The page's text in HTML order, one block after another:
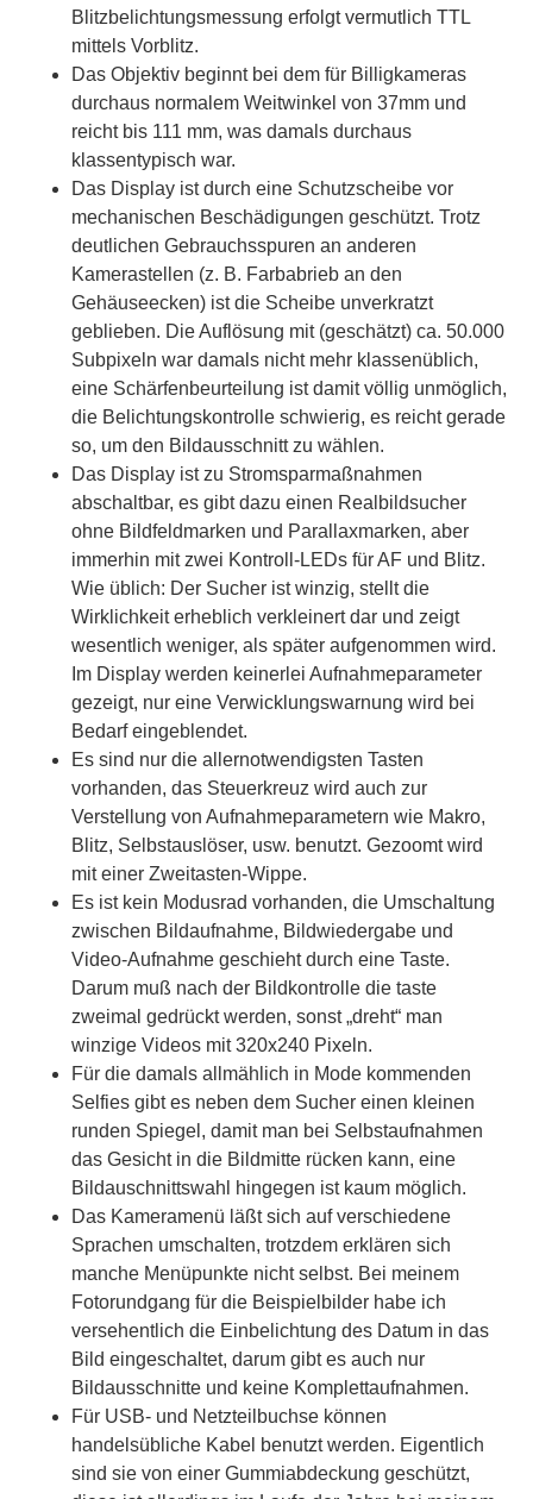
Blitzbelichtungsmessung erfolgt vermutlich TTL
mittels Vorblitz.
Das Objektiv beginnt bei dem für Billigkameras
durchaus normalem Weitwinkel von 37mm und
reicht bis 111 mm, was damals durchaus
klassentypisch war.
Das Display ist durch eine Schutzscheibe vor
mechanischen Beschädigungen geschützt. Trotz
deutlichen Gebrauchsspuren an anderen
Kamerastellen (z. B. Farbabrieb an den
Gehäuseecken) ist die Scheibe unverkratzt
geblieben. Die Auflösung mit (geschätzt) ca. 50.000
Subpixeln war damals nicht mehr klassenüblich,
eine Schärfenbeurteilung ist damit völlig unmöglich,
die Belichtungskontrolle schwierig, es reicht gerade
so, um den Bildausschnitt zu wählen.
Das Display ist zu Stromsparmaßnahmen
abschaltbar, es gibt dazu einen Realbildsucher
ohne Bildfeldmarken und Parallaxmarken, aber
immerhin mit zwei Kontroll-LEDs für AF und Blitz.
Wie üblich: Der Sucher ist winzig, stellt die
Wirklichkeit erheblich verkleinert dar und zeigt
wesentlich weniger, als später aufgenommen wird.
Im Display werden keinerlei Aufnahmeparameter
gezeigt, nur eine Verwicklungswarnung wird bei
Bedarf eingeblendet.
Es sind nur die allernotwendigsten Tasten
vorhanden, das Steuerkreuz wird auch zur
Verstellung von Aufnahmeparametern wie Makro,
Blitz, Selbstauslöser, usw. benutzt. Gezoomt wird
mit einer Zweitasten-Wippe.
Es ist kein Modusrad vorhanden, die Umschaltung
zwischen Bildaufnahme, Bildwiedergabe und
Video-Aufnahme geschieht durch eine Taste.
Darum muß nach der Bildkontrolle die taste
zweimal gedrückt werden, sonst „dreht“ man
winzige Videos mit 320x240 Pixeln.
Für die damals allmählich in Mode kommenden
Selfies gibt es neben dem Sucher einen kleinen
runden Spiegel, damit man bei Selbstaufnahmen
das Gesicht in die Bildmitte rücken kann, eine
Bildauschnittswahl hingegen ist kaum möglich.
Das Kameramenü läßt sich auf verschiedene
Sprachen umschalten, trotzdem erklären sich
manche Menüpunkte nicht selbst. Bei meinem
Fotorundgang für die Beispielbilder habe ich
versehentlich die Einbelichtung des Datum in das
Bild eingeschaltet, darum gibt es auch nur
Bildausschnitte und keine Komplettaufnahmen.
Für USB- und Netzteilbuchse können
handelsübliche Kabel benutzt werden. Eigentlich
sind sie von einer Gummiabdeckung geschützt,